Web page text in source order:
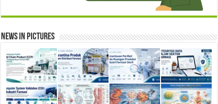
News in Pictures